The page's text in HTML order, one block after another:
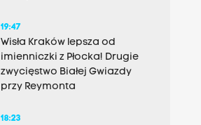
19:47
Wisła Kraków lepsza od
imienniczki z Płocka! Drugie
zwycięstwo Białej Gwiazdy
przy Reymonta
18:23